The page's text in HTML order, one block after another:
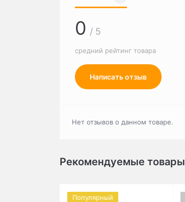
0 / 5
средний рейтинг товара
Написать отзыв
Нет отзывов о данном товаре.
Рекомендуемые товары
Популярный